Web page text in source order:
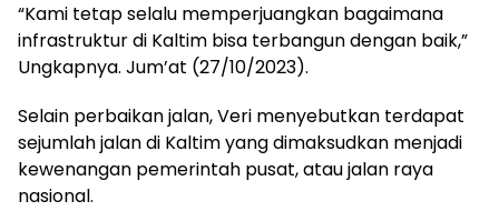
“Kami tetap selalu memperjuangkan bagaimana
infrastruktur di Kaltim bisa terbangun dengan baik,”
Ungkapnya. Jum’at (27/10/2023).
Selain perbaikan jalan, Veri menyebutkan terdapat
sejumlah jalan di Kaltim yang dimaksudkan menjadi
kewenangan pemerintah pusat, atau jalan raya
nasional.